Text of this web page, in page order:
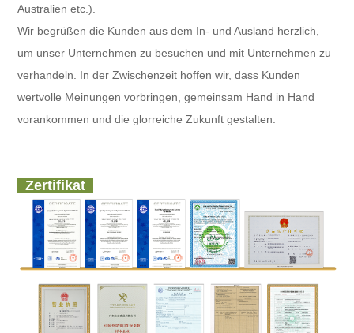
Australien etc.).
Wir begrüßen die Kunden aus dem In- und Ausland herzlich,
um unser Unternehmen zu besuchen und mit Unternehmen zu
verhandeln. In der Zwischenzeit hoffen wir, dass Kunden
wertvolle Meinungen vorbringen, gemeinsam Hand in Hand
vorankommen und die glorreiche Zukunft gestalten.
Zertifikat